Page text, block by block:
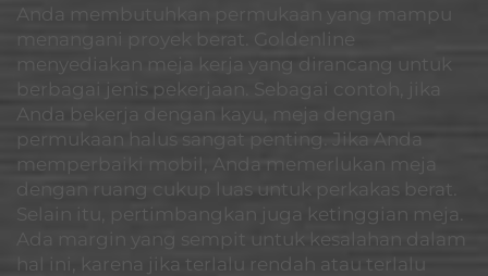
Anda membutuhkan permukaan yang mampu
menangani proyek berat. Goldenline
menyediakan meja kerja yang dirancang untuk
berbagai jenis pekerjaan. Sebagai contoh, jika
Anda bekerja dengan kayu, meja dengan
permukaan halus sangat penting. Jika Anda
memperbaiki mobil, Anda memerlukan meja
dengan ruang cukup luas untuk perkakas berat.
Selain itu, pertimbangkan juga ketinggian meja.
Ada margin yang sempit untuk kesalahan dalam
hal ini, karena jika terlalu rendah atau terlalu